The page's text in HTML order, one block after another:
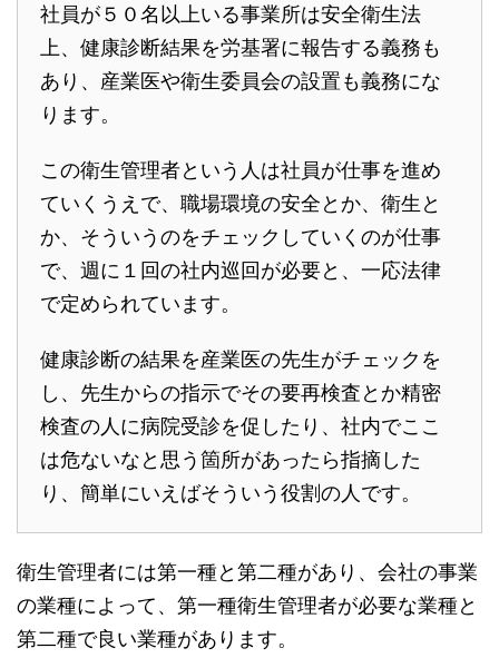
社員が５０名以上いる事業所は安全衛生法
上、健康診断結果を労基署に報告する義務も
あり、産業医や衛生委員会の設置も義務にな
ります。
この衛生管理者という人は社員が仕事を進め
ていくうえで、職場環境の安全とか、衛生と
か、そういうのをチェックしていくのが仕事
で、週に１回の社内巡回が必要と、一応法律
で定められています。
健康診断の結果を産業医の先生がチェックを
し、先生からの指示でその要再検査とか精密
検査の人に病院受診を促したり、社内でここ
は危ないなと思う箇所があったら指摘した
り、簡単にいえばそういう役割の人です。
衛生管理者には第一種と第二種があり、会社の事業
の業種によって、第一種衛生管理者が必要な業種と
第二種で良い業種があります。